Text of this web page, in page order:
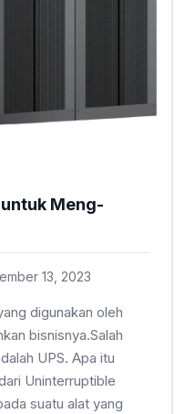
Meng-
13, 2023
digunakan oleh
bisnisnya.Salah
UPS. Apa itu
Uninterruptible
suatu alat yang